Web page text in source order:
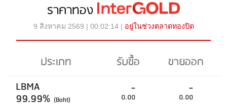
ราคาทอง
9 สิงหาคม 2569 | 00:02:14 | อยู่ในช่วงตลาดทองปิด
ประเภท รับซื้อ
ขายออก
LBMA
99.99% (Baht)
-
0.00
-
0.00